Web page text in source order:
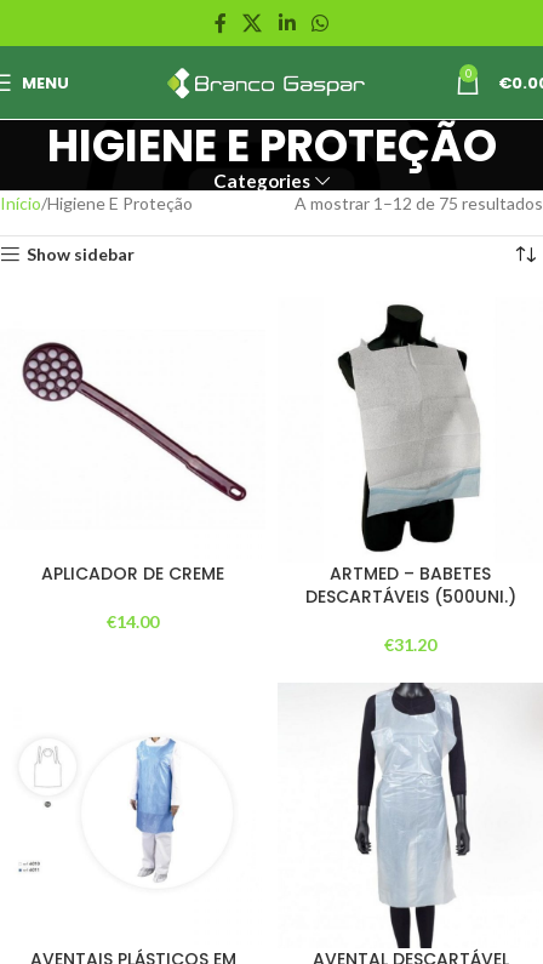
MENU 0 €
HIGIENE E PROTEÇÃO
Categories
Início Higiene E Proteção A mostrar 1–12 de 75 resultados
Show sidebar
APLICADOR DE CREME
€14.00
ARTMED – BABETES
DESCARTÁVEIS (500UNI.)
€31.20
AVENTAIS PLÁSTICOS EM
AVENTAL DESCARTÁVEL